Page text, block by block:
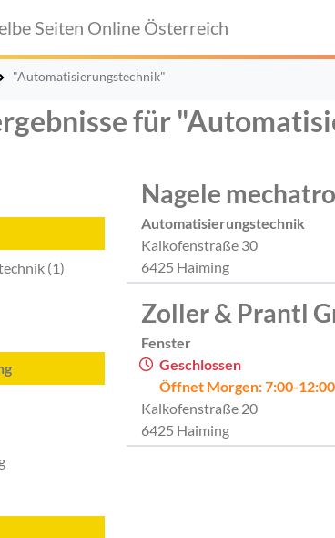
Seiten Online Österreich
"Automatisierungstechnik"
für
(1)
Nagele
Automatisierungstechnik
Kalkofenstraße 30
6425 Haiming
Zoller & Prantl
Fenster
Geschlossen
Öffnet Morgen: 7:00-12:00
Kalkofenstraße 20
6425 Haiming